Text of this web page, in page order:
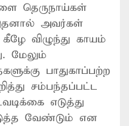
தெருநாய்கள்
இதனால் அவர்கள்
விழுந்து காயம்
மேலும்
பாதுகாப்பற்ற
சம்பந்தப்பட்ட
எடுத்து
வேண்டும் என